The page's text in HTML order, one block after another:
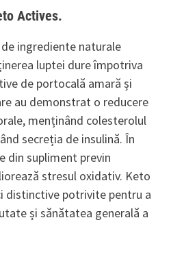
Actives.
ingrediente naturale
luptei dure împotriva
de portocală amară și
au demonstrat o reducere
menținând colesterolul
secreția de insulină. În
din supliment previn
stresul oxidativ. Keto
distinctive potrivite pentru a
și sănătatea generală a